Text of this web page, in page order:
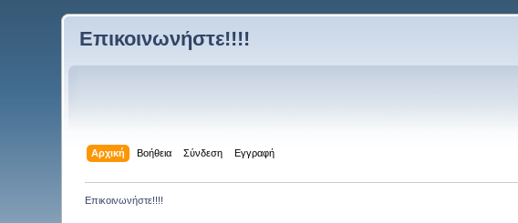
Επικοινωνήστε!!!!
Αρχική Βοήθεια Σύνδεση Εγγραφή
Επικοινωνήστε!!!!